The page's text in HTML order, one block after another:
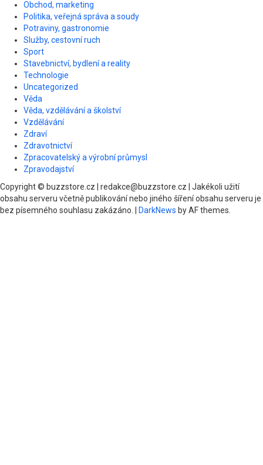
Obchod, marketing
Politika, veřejná správa a soudy
Potraviny, gastronomie
Služby, cestovní ruch
Sport
Stavebnictví, bydlení a reality
Technologie
Uncategorized
Věda
Věda, vzdělávání a školství
Vzdělávání
Zdraví
Zdravotnictví
Zpracovatelský a výrobní průmysl
Zpravodajství
Copyright © buzzstore.cz | redakce@buzzstore.cz | Jakékoli užití
obsahu serveru včetně publikování nebo jiného šíření obsahu serveru je
bez písemného souhlasu zakázáno.
DarkNews by AF themes.